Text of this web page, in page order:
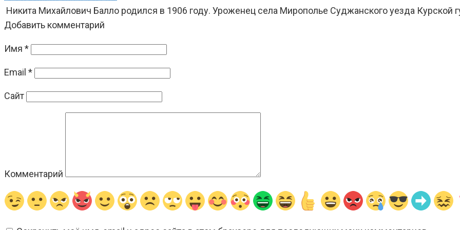
Никита Михайлович Балло родился в 1906 году. Уроженец села Мирополье Суджанского уезда Курской
Добавить комментарий
Имя *
Email *
Сайт
Комментарий